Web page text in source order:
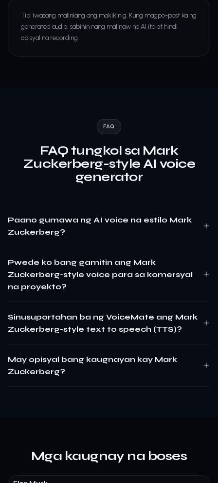
Tip: iwasang malinlang ang makikinig. Kung magpo-post ka ng
generated audio, sabihin nang malinaw na AI ito at hindi
opisyal na recording.
FAQ
FAQ tungkol sa Mark
Zuckerberg-style AI voice
generator
Paano gumawa ng AI voice na estilo Mark
Zuckerberg?
Pwede ko bang gamitin ang Mark
Zuckerberg-style voice para sa komersyal
na proyekto?
Sinusuportahan ba ng VoiceMate ang Mark
Zuckerberg-style text to speech (TTS)?
May opisyal bang kaugnayan kay Mark
Zuckerberg?
Mga kaugnay na boses